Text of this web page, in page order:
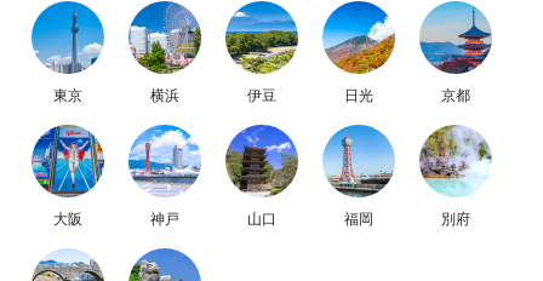
東京 横浜 伊豆 日光 京都
大阪 神戸 山口 福岡 別府